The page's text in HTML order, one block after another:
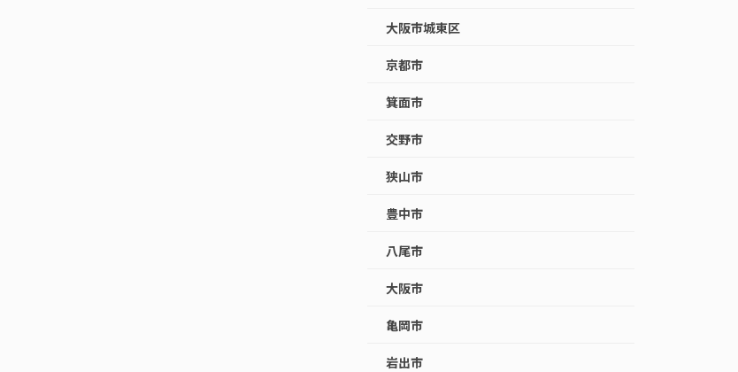
大阪市城東区
京都市
箕面市
交野市
狭山市
豊中市
八尾市
大阪市
亀岡市
岩出市